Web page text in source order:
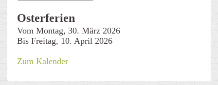
Osterferien
Vom Montag, 30. März 2026
Bis Freitag, 10. April 2026
Zum Kalender